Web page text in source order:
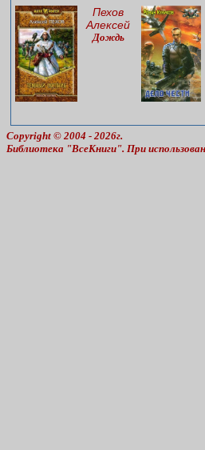
Пехов
Алексей
Дождь
Copyright © 2004 - 2026г.
Библиотека "ВсеКниги". При